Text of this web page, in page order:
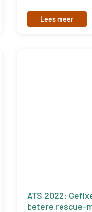
Lees meer
ATS 2022:
betere rescue-